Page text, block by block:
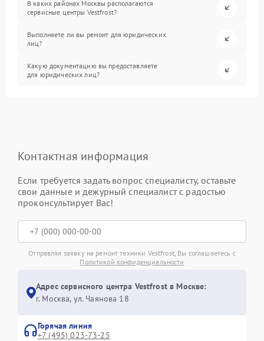
В каких районах Москвы располагаются
сервисные центры Vestfrost?
Выполняете ли вы ремонт для юридических
лиц?
Какую документацию вы предоставляете
для юридических лиц?
Контактная информация
Если требуется задать вопрос специалисту, оставьте
свои данные и дежурный специалист с радостью
проконсультирует Вас!
Отправляя заявку на ремонт техники Vestfrost, Вы соглашаетесь с
Политикой конфиденциальности
Адрес сервисного центра Vestfrost в Москве:
г. Москва, ул. Чаянова 18
Горячая линия
+7 (495) 023-73-25